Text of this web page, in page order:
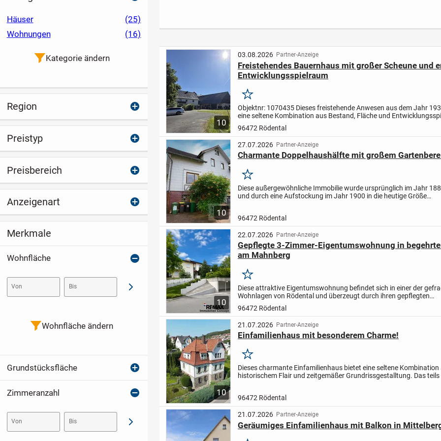
Geschichte, Seele
und Weitblick.
10
03.08.2026 Partner-Anzeige
Freistehendes Bauernhaus mit großer Scheune und
Entwicklungsspielraum
Merken
Objektnr: 1070435 Dieses freistehende Anwesen aus dem Jahr
eine seltene Kombination aus Bestand, Fläche und
Auf einem großzügigen Grundstück - aktuell ist eine...
96472 Rödental
10
27.07.2026 Partner-Anzeige
Charmante Doppelhaushälfte mit großem
Merken
Diese außergewöhnliche Immobilie wurde ursprünglich im Jahr
und durch eine Aufstockung im Jahr 1900 in die heutige Größe
96472 Rödental
10
22.07.2026 Partner-Anzeige
Gepflegte 3-Zimmer-Eigentumswohnung in
am Mahnberg
Merken
Diese attraktive Eigentumswohnung befindet sich in einer der
Wohnlagen von Rödental und überzeugt durch ihren gepflegten
Gesamtzustand, zahlreiche Modernisierungen sowie einen
96472 Rödental
10
21.07.2026 Partner-Anzeige
Einfamilienhaus mit besonderem Charme!
Merken
Dieses charmante Einfamilienhaus bietet eine seltene Kombination
historischem Flair und zeitgemäßer Grundrissgestalltung. Das teils
96472 Rödental
21.07.2026 Partner-Anzeige
Geräumiges Einfamilienhaus mit Balkon in
Häuser
(25)
Wohnungen
(16)
Kategorie ändern
Region
Preistyp
Preisbereich
Anzeigenart
Merkmale
Wohnfläche
Von Bis Abschicken
Wohnfläche ändern
Grundstücksfläche
Zimmeranzahl
Von Bis Abschicken